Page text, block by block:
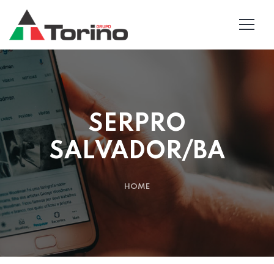
SERPRO
SALVADOR/BA
HOME